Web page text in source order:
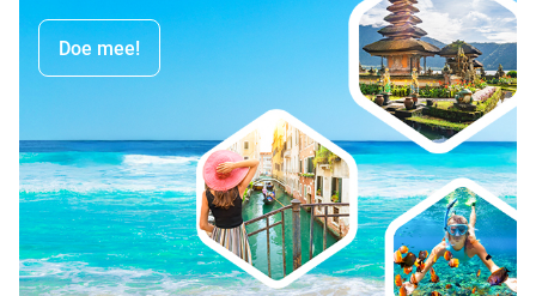
Doe mee!